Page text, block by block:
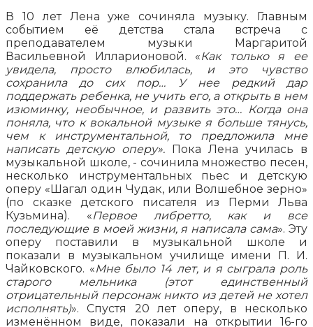
В 10 лет Лена уже сочиняла музыку. Главным
событием её детства стала встреча с
преподавателем музыки Маргаритой
Васильевной Илларионовой. «Как только я ее
увидела, просто влюбилась, и это чувство
сохранила до сих пор…
У нее редкий дар
поддержать ребенка, не учить его, а открыть в нем
изюминку, необычное, и развить это… Когда она
поняла, что к вокальной музыке я больше тянусь,
чем к инструментальной, то предложила мне
написать детскую оперу».
Пока Лена училась в
музыкальной школе, - сочинила множество песен,
несколько инструментальных пьес и детскую
оперу «Шагал один Чудак, или Волшебное зерно»
(по сказке детского писателя из Перми Льва
Кузьмина). «Первое либретто, как и все
последующие в моей жизни, я написала сама». Эту
оперу поставили в музыкальной школе и
показали в музыкальном училище имени П. И.
Чайковского. «Мне было 14 лет, и я сыграла роль
старого мельника (этот единственный
отрицательный персонаж никто из детей не хотел
исполнять)». Спустя 20 лет оперу, в несколько
изменённом виде, показали на открытии 16-го